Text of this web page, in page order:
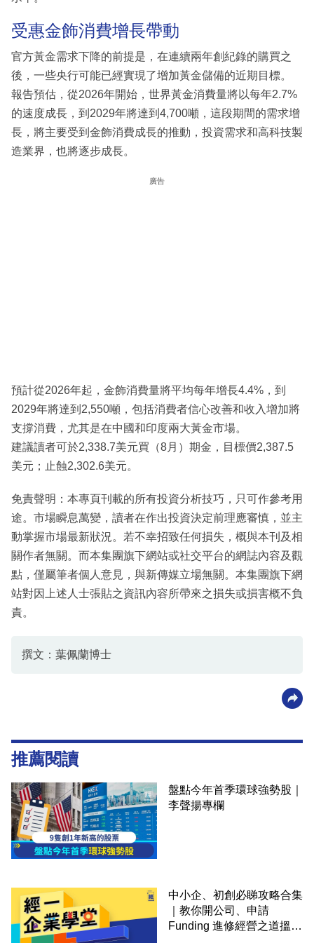
受惠金飾消費增長帶動
官方黃金需求下降的前提是，在連續兩年創紀錄的購買之
後，一些央行可能已經實現了增加黃金儲備的近期目標。
報告預估，從2026年開始，世界黃金消費量將以每年2.7%
的速度成長，到2029年將達到4,700噸，這段期間的需求增
長，將主要受到金飾消費成長的推動，投資需求和高科技製
造業界，也將逐步成長。
廣告
預計從2026年起，金飾消費量將平均每年增長4.4%，到
2029年將達到2,550噸，包括消費者信心改善和收入增加將
支撐消費，尤其是在中國和印度兩大黃金市場。
建議讀者可於2,338.7美元買（8月）期金，目標價2,387.5
美元；止蝕2,302.6美元。
免責聲明：本專頁刊載的所有投資分析技巧，只可作參考用
途。市場瞬息萬變，讀者在作出投資決定前理應審慎，並主
動掌握市場最新狀況。若不幸招致任何損失，概與本刊及相
關作者無關。而本集團旗下網站或社交平台的網誌內容及觀
點，僅屬筆者個人意見，與新傳媒立場無關。本集團旗下網
站對因上述人士張貼之資訊內容所帶來之損失或損害概不負
責。
撰文：葉佩蘭博士
推薦閱讀
盤點今年首季環球強勢股｜
李聲揚專欄
中小企、初創必睇攻略合集
｜教你開公司、申請
Funding 進修經營之道搵大